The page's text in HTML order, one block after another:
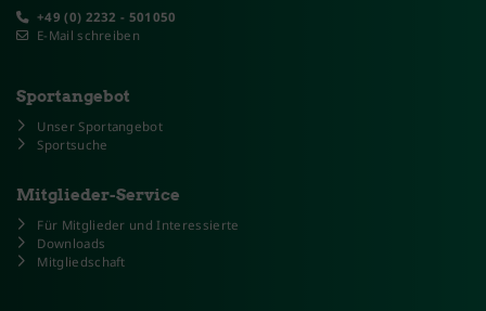
+49 (0) 2232 - 501050
E-Mail schreiben
Sportangebot
Unser Sportangebot
Sportsuche
Mitglieder-Service
Für Mitglieder und Interessierte
Downloads
Mitgliedschaft